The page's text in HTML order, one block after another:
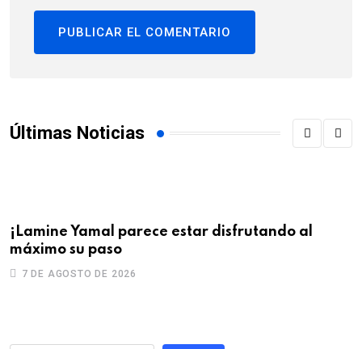
Últimas Noticias
¡Lamine Yamal parece estar disfrutando al
máximo su paso
7 DE AGOSTO DE 2026